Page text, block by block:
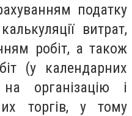
податку
витрат,
робіт, а також
(у календарних
організацію і
торгів, у тому